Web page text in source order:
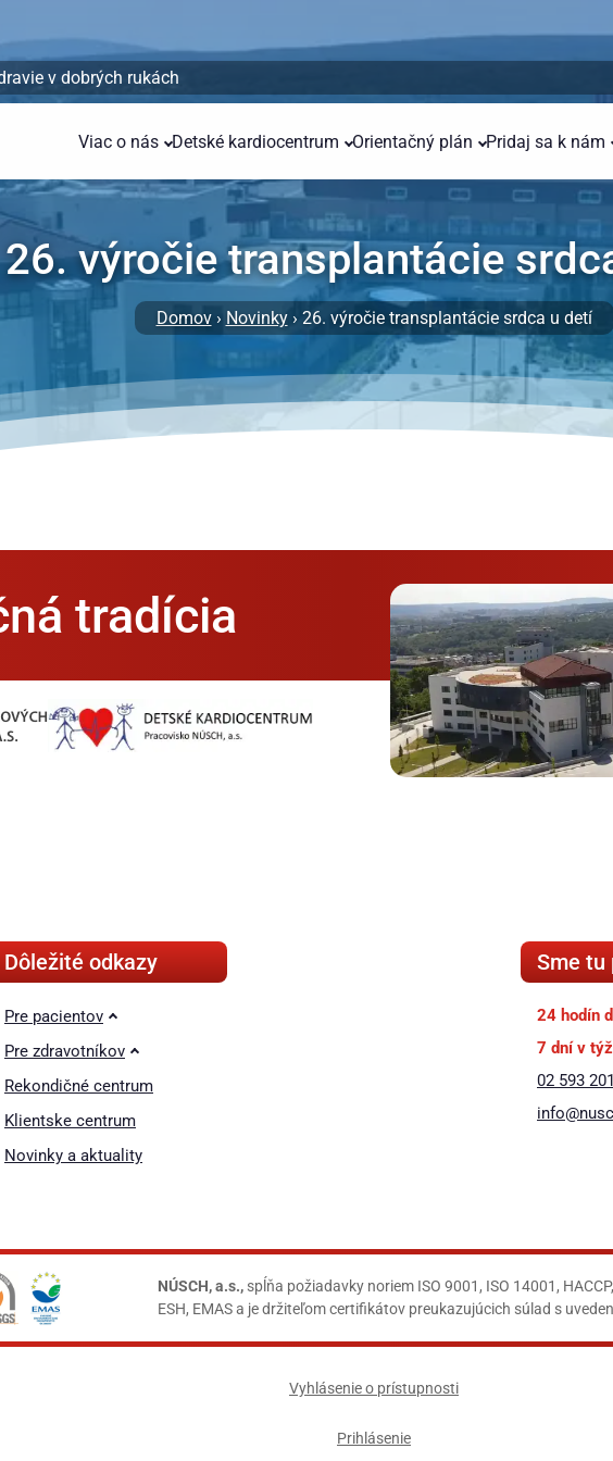
v dobrých rukách
Viac o nás Detské kardiocentrum Orientačný plán Pridaj sa k nám
26. výročie transplantácie
Domov› Novinky› 26. výročie transplantácie srdca u detí
tradícia
Dôležité odkazy
Pre pacientov
Pre zdravotníkov
Rekondičné centrum
Klientske centrum
Novinky a aktuality
Sme tu
24 hodín
7 dní v
02 593
NÚSCH, a.s., spĺňa požiadavky noriem ISO 9001, ISO 14001,
ESH, EMAS a je držiteľom certifikátov preukazujúcich súlad s
Vyhlásenie o prístupnosti
Prihlásenie